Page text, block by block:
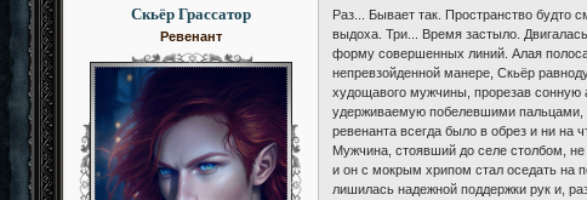
Скьёр Грассатор
Ревенант
Раз... Бывает так. Пространство будто
выдоха. Три... Время застыло.
форму совершенных линий. Алая
непревзойденной манере, Скьёр
худощавого мужчины, прорезав сонную
удерживаемую побелевшими пальцами,
ревенанта всегда было в обрез и ни на
Мужчина, стоявший до селе столбом, не
и он с мокрым хрипом стал оседать на
лишилась надежной поддержки рук и,